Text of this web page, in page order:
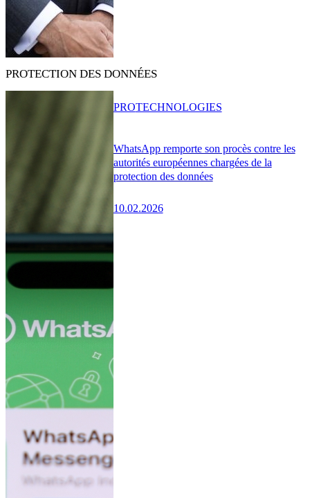
PROTECTION DES DONNÉES
WhatsApp remporte son procès contre les
autorités européennes chargées de la
protection des données
10.02.2026
PROTECHNOLOGIES